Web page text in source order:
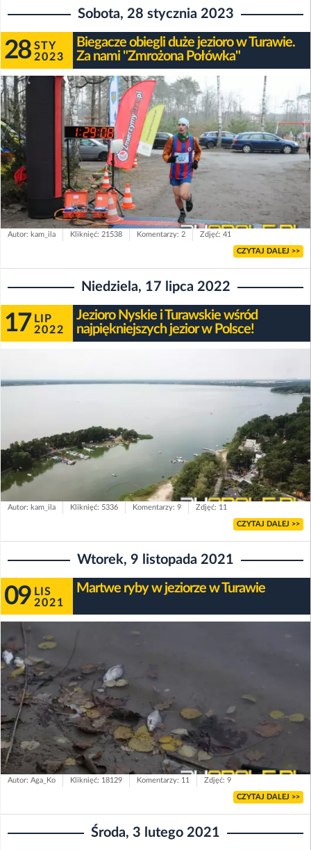
Sobota, 28 stycznia 2023
28 STY
2023
Biegacze obiegli duże jezioro w Turawie.
Za nami "Zmrożona Połówka"
Autor: kam_ila Kliknięć: 21538 Komentarzy: 2 Zdjęć: 41
CZYTAJ DALEJ >>
Niedziela, 17 lipca 2022
17 LIP
2022
Jezioro Nyskie i Turawskie wśród
najpiękniejszych jezior w Polsce!
Autor: kam_ila Kliknięć: 5336 Komentarzy: 9 Zdjęć: 11
CZYTAJ DALEJ >>
Wtorek, 9 listopada 2021
09 LIS
2021
Martwe ryby w jeziorze w Turawie
Autor: Aga_Ko Kliknięć: 18129 Komentarzy: 11 Zdjęć: 9
CZYTAJ DALEJ >>
Środa, 3 lutego 2021